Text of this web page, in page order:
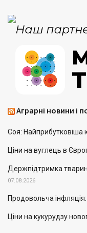
Аграрні новини і
Соя: Найприбутковіша
Ціни на вуглець в
Держпідтримка
07.08.2026
Продовольча інфляція:
Ціни на кукурудзу